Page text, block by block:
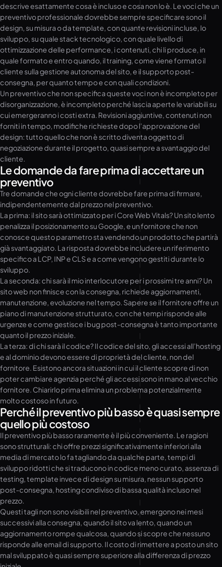
descrive esattamente cosa è incluso e cosa non lo è. Le voci che un
preventivo professionale dovrebbe sempre specificare sono il
design, su misura o da template, con quante revisioni incluse, lo
sviluppo, su quale stack tecnologico, con quale livello di
ottimizzazione delle performance, i contenuti, chi li produce, in
quale formato e entro quando, il training, come viene formato il
cliente sulla gestione autonoma del sito, e il supporto post-
consegna, per quanto tempo e con quali condizioni.
Un preventivo che non specifica queste voci non è incompleto per
disorganizzazione, è incompleto perché lascia aperte le variabili su
cui emergeranno i costi extra. Revisioni aggiuntive, contenuti non
forniti in tempo, modifiche richieste dopo l’approvazione del
design: tutto quello che non è scritto diventa oggetto di
negoziazione durante il progetto, quasi sempre a svantaggio del
cliente.
Le domande da fare prima di accettare un
preventivo
Tre domande che ogni cliente dovrebbe fare prima di firmare,
indipendentemente dal prezzo nel preventivo.
La prima: il sito sarà ottimizzato per i Core Web Vitals? Un sito lento
penalizza il posizionamento su Google, e un fornitore che non
conosce questo parametro sta vendendo un prodotto che partirà
già svantaggiato. La risposta dovrebbe includere un riferimento
specifico a LCP, INP e CLS e a come vengono gestiti durante lo
sviluppo.
La seconda: chi sarà il mio interlocutore per i prossimi tre anni? Un
sito web non finisce con la consegna, richiede aggiornamenti,
manutenzione, evoluzione nel tempo. Sapere se il fornitore offre un
piano di manutenzione strutturato, con che tempi risponde alle
urgenze e come gestisce i bug post-consegna è tanto importante
quanto il prezzo iniziale.
La terza: di chi sarà il codice? Il codice del sito, gli accessi all’hosting
e al dominio devono essere di proprietà del cliente, non del
fornitore. Esistono ancora situazioni in cui il cliente scopre di non
poter cambiare agenzia perché gli accessi sono in mano al vecchio
fornitore. Chiarirlo prima elimina un problema potenzialmente
molto costoso in futuro.
Perché il preventivo più basso è quasi sempre
quello più costoso
Il preventivo più basso raramente è il più conveniente. Le ragioni
sono strutturali: chi offre prezzi significativamente inferiori alla
media di mercato lo fa tagliando da qualche parte, tempi di
sviluppo ridotti che si traducono in codice meno curato, assenza di
testing, template invece di design su misura, nessun supporto
post-consegna, hosting condiviso di bassa qualità incluso nel
prezzo.
Questi tagli non sono visibili nel preventivo, emergono nei mesi
successivi alla consegna, quando il sito va lento, quando un
aggiornamento rompe qualcosa, quando si scopre che nessuno
risponde alle email di supporto. Il costo di rimettere a posto un sito
mal sviluppato è quasi sempre superiore alla differenza di prezzo